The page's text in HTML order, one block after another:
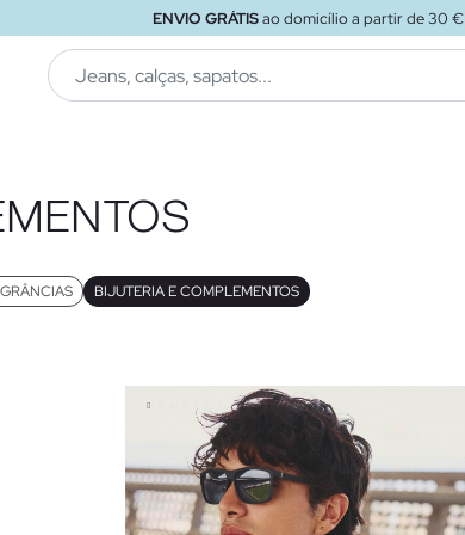
ENVIO GRÁTISao domicílio a partir de 30 €
BIJUTERIA E COMPLEMENTOS